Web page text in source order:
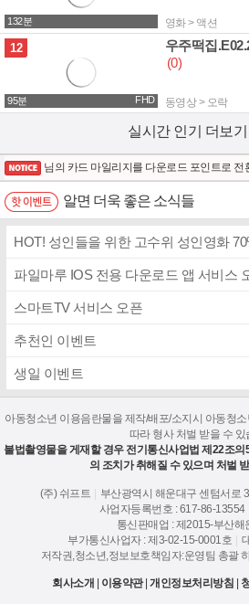
132분 영화 > 액션
12
95분 FHD
우주떡집
(0)
동영상 > 오락
실시간 인기 더보기
님의 카드 마일리지를 다운로드 포인트로 전
알면 더욱 좋은 소식들
HOT! 성인들을 위한 고수위 성인영화
파일마루 IOS 전용 다운로드 앱 서비스
스마트TV 서비스 오픈
추천인 이벤트
생일 이벤트
아동청소년 이용음란물을 제작/배포/소지시 아동청
따라 형사 처벌 받을 수 있
불법촬영물을 게재할 경우 전기통신사업법 제22조
의 조치가 취해질 수 있으며 처벌
(주) 쉬프트
부산광역시 해운대구 센텀서로
사업자등록번호 : 617-86-13554
통신판매업 : 제2015-부산해
부가통신사업자 : 제3-02-15-0001호
저작권,청소년,정보보호책임자:운영팀 총괄
회사소개 이용약관|개인정보처리방침